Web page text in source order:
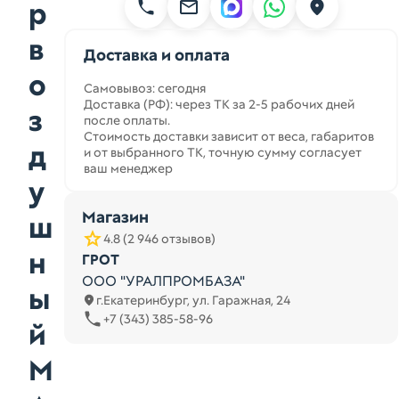
р
в
о
з
д
у
ш
н
ы
й
M
Доставка и оплата
Самовывоз: сегодня
Доставка (РФ): через ТК за 2-5 рабочих дней
после оплаты.
Стоимость доставки зависит от веса, габаритов
и от выбранного ТК, точную сумму согласует
ваш менеджер
Магазин
4.8 (2 946 отзывов)
ГРОТ
ООО "УРАЛПРОМБАЗА"
г.Екатеринбург, ул. Гаражная, 24
+7 (343) 385-58-96